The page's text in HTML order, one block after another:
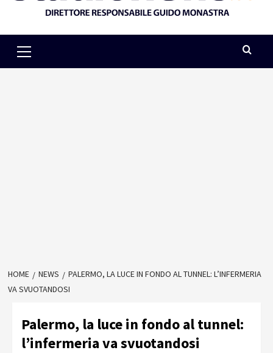
Menu
HOME NEWS
PALERMO, LA LUCE IN FONDO AL TUNNEL: L’INFERMERIA
VA SVUOTANDOSI
Palermo, la luce in fondo al tunnel:
l’infermeria va svuotandosi